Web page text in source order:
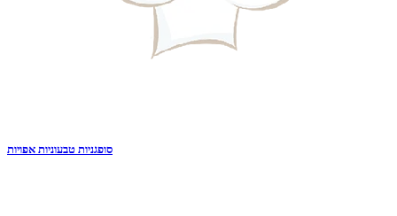
סופגניות טבעוניות אפויות